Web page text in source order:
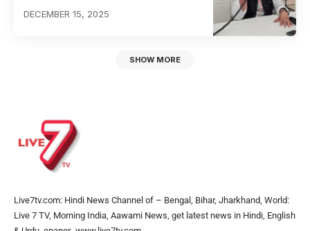
DECEMBER 15, 2025
SHOW MORE
Live7tv.com: Hindi News Channel of – Bengal, Bihar, Jharkhand, World:
Live 7 TV, Morning India, Aawami News, get latest news in Hindi, English